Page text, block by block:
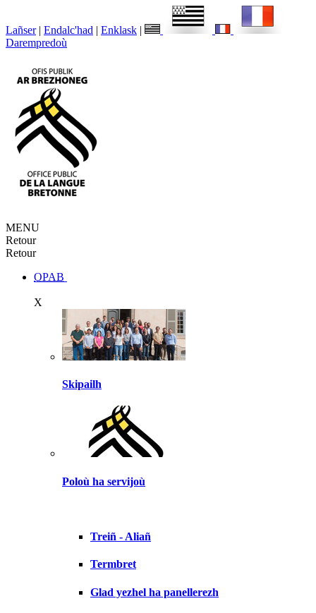
Lañser | Endalc'had | Enklask |
Darempredoù
MENU
Retour
Retour
OPAB
X
Skipailh
Poloù ha servijoù
Treiñ - Aliañ
Termbret
Glad yezhel ha panellerezh